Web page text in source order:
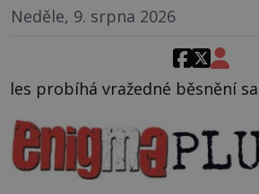
Neděle, 9. srpna 2026
satanistického gangu